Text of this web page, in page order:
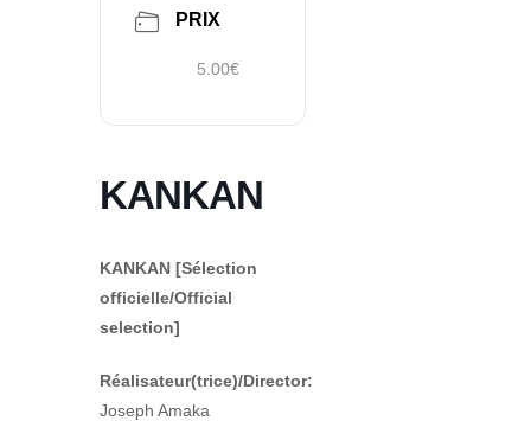
PRIX
5.00€
KANKAN
KANKAN [Sélection
officielle/Official
selection]
Réalisateur(trice)/Director:
Joseph Amaka